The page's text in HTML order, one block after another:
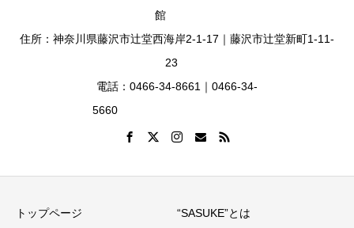
館
住所：神奈川県藤沢市辻堂西海岸2-1-17｜藤沢市辻堂新町1-11-
23
電話：0466-34-8661｜0466-34-
5660
トップページ “SASUKE”とは